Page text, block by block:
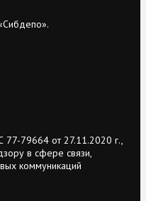
79664 от 27.11.2020 г.,
в сфере связи,
коммуникаций